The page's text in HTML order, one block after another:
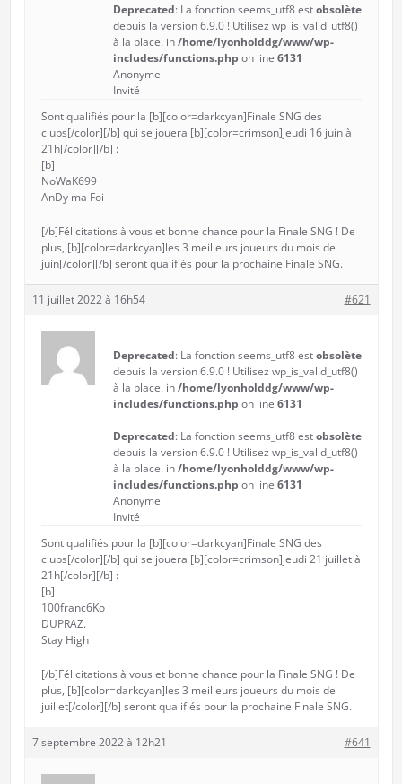
Deprecated: La fonction seems_utf8 estobsolète
depuis la version 6.9.0 ! Utilisez wp_is_valid_utf8()
à la place. in/home/lyonholddg/www/wp-
includes/functions.php on line 6131
Anonyme
Invité
Sont qualifiés pour la [b][color=darkcyan]Finale SNG des
clubs[/color][/b] qui se jouera [b][color=crimson]jeudi 16 juin à
21h[/color][/b] :
[b]
NoWaK699
AnDy ma Foi
[/b]Félicitations à vous et bonne chance pour la Finale SNG ! De
plus, [b][color=darkcyan]les 3 meilleurs joueurs du mois de
juin[/color][/b] seront qualifiés pour la prochaine Finale SNG.
11 juillet 2022 à 16h54 #621
Deprecated: La fonction seems_utf8 estobsolète
depuis la version 6.9.0 ! Utilisez wp_is_valid_utf8()
à la place. in/home/lyonholddg/www/wp-
includes/functions.php on line 6131
Deprecated: La fonction seems_utf8 estobsolète
depuis la version 6.9.0 ! Utilisez wp_is_valid_utf8()
à la place. in/home/lyonholddg/www/wp-
includes/functions.php on line 6131
Anonyme
Invité
Sont qualifiés pour la [b][color=darkcyan]Finale SNG des
clubs[/color][/b] qui se jouera [b][color=crimson]jeudi 21 juillet à
21h[/color][/b] :
[b]
100franc6Ko
DUPRAZ.
Stay High
[/b]Félicitations à vous et bonne chance pour la Finale SNG ! De
plus, [b][color=darkcyan]les 3 meilleurs joueurs du mois de
juillet[/color][/b] seront qualifiés pour la prochaine Finale SNG.
7 septembre 2022 à 12h21 #641